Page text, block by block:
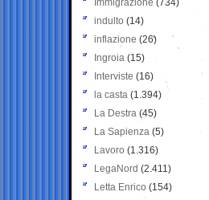
Immigrazione (734)
indulto (14)
inflazione (26)
Ingroia (15)
Interviste (16)
la casta (1.394)
La Destra (45)
La Sapienza (5)
Lavoro (1.316)
LegaNord (2.411)
Letta Enrico (154)